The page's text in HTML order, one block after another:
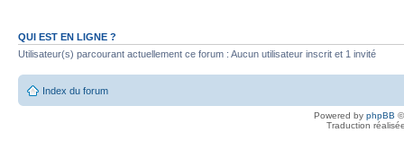
QUI EST EN LIGNE ?
Utilisateur(s) parcourant actuellement ce forum : Aucun utilisateur inscrit et 1 invité
Index du forum
Powered by phpBB
Traduction